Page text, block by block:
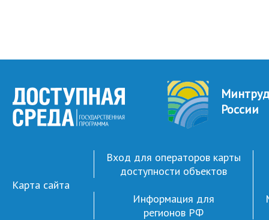
Минтруд
России
Карта сайта
Вход для операторов карты
доступности объектов
Информация для
регионов РФ